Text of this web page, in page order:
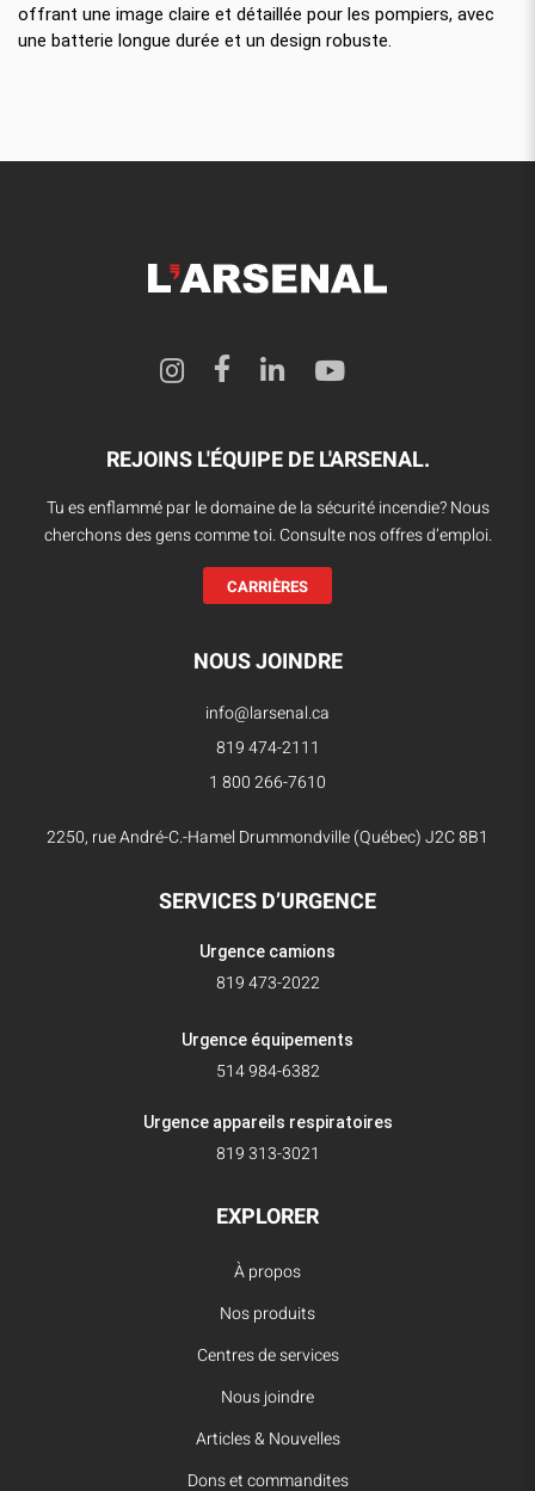
offrant une image claire et détaillée pour les pompiers, avec
une batterie longue durée et un design robuste.
REJOINS L'ÉQUIPE DE L'ARSENAL.
Tu es enflammé par le domaine de la sécurité incendie? Nous
cherchons des gens comme toi. Consulte nos offres d’emploi.
CARRIÈRES
NOUS JOINDRE
info@larsenal.ca
819 474-2111
1 800 266-7610
2250, rue André-C.-Hamel Drummondville (Québec) J2C 8B1
SERVICES D’URGENCE
Urgence camions
819 473-2022
Urgence équipements
514 984-6382
Urgence appareils respiratoires
819 313-3021
EXPLORER
À propos
Nos produits
Centres de services
Nous joindre
Articles & Nouvelles
Dons et commandites